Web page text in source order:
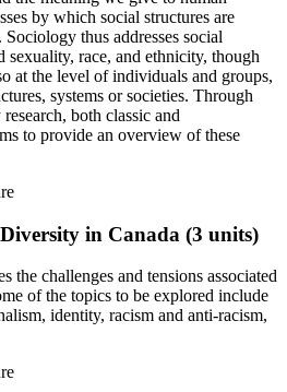
by which social structures are
thus addresses social
sexuality, race, and ethnicity, though
at the level of individuals and groups,
systems or societies. Through
both classic and
to provide an overview of these
in Canada (3 units)
the challenges and tensions associated
of the topics to be explored include
identity, racism and anti-racism,